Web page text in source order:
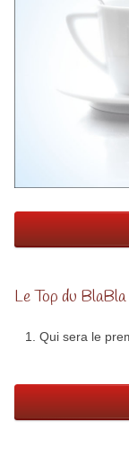
Le Top du BlaBla
Qui sera le